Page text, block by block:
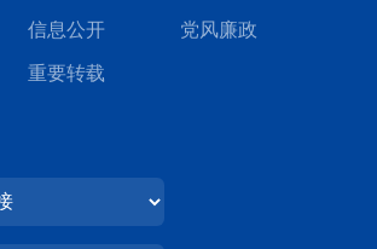
信息公开
重要转载
党风廉政